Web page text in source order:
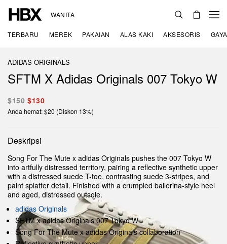
WANITA
TERBARU MEREK PAKAIAN ALAS KAKI AKSESORIS
ADIDAS ORIGINALS
SFTM X Adidas Originals 007 Tokyo W
$150 $130
Anda hemat: $20 (Diskon 13%)
Deskripsi
Song For The Mute x adidas Originals pushes the 007 Tokyo W
into artfully distressed territory, pairing a reflective synthetic upper
with a distressed suede T-toe, contrasting suede 3-stripes, and
paint splatter detail. Finished with a crumpled ballerina-style heel
and aged, distressed outsole.
adidas Originals
SFTM x adidas Originals 007 Tokyo W
Song For The Mute x adidas Originals collaboration